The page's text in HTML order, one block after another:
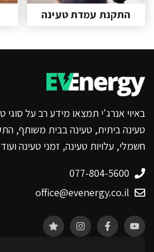
התקנת עמדת טעינה
באיוי אנרג'י תמצאו מידע רב על סוגי
טעינה ביתית, טעינה בבית משותף,
חשמלי, עלויות טעינה, זמני טעינה
077-804-5600
office@evenergy.co.il